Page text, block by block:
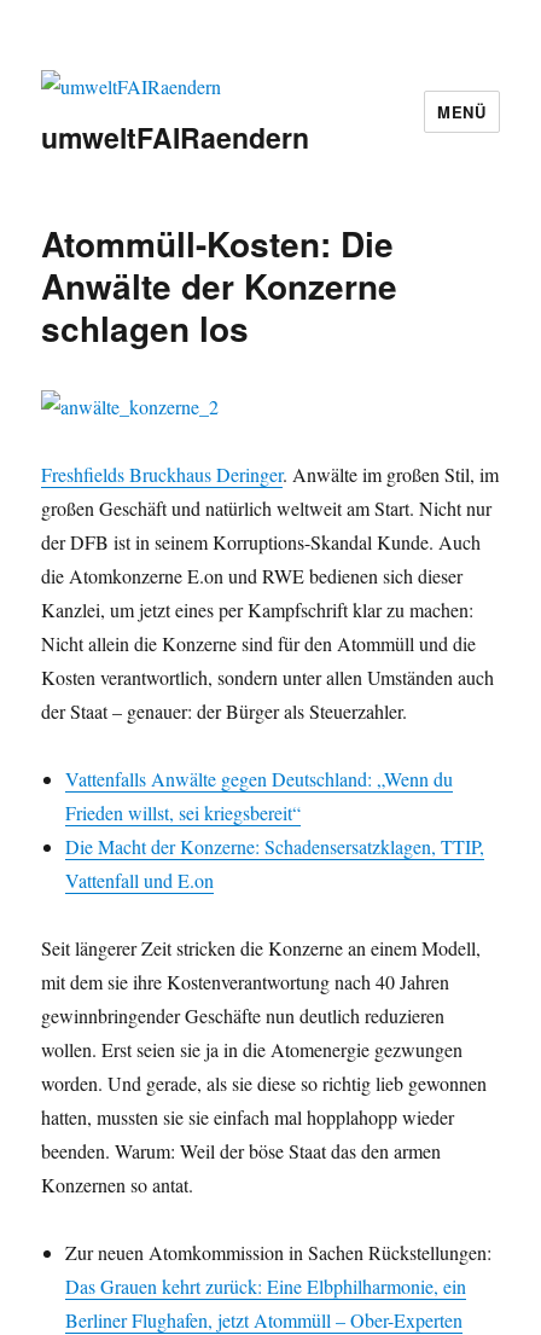
umweltFAIRaendern
MENÜ
Atommüll-Kosten: Die
Anwälte der Konzerne
schlagen los
Freshfields Bruckhaus Deringer. Anwälte im großen Stil, im
großen Geschäft und natürlich weltweit am Start. Nicht nur
der DFB ist in seinem Korruptions-Skandal Kunde. Auch
die Atomkonzerne E.on und RWE bedienen sich dieser
Kanzlei, um jetzt eines per Kampfschrift klar zu machen:
Nicht allein die Konzerne sind für den Atommüll und die
Kosten verantwortlich, sondern unter allen Umständen auch
der Staat – genauer: der Bürger als Steuerzahler.
Vattenfalls Anwälte gegen Deutschland: „Wenn du
Frieden willst, sei kriegsbereit“
Die Macht der Konzerne: Schadensersatzklagen, TTIP,
Vattenfall und E.on
Seit längerer Zeit stricken die Konzerne an einem Modell,
mit dem sie ihre Kostenverantwortung nach 40 Jahren
gewinnbringender Geschäfte nun deutlich reduzieren
wollen. Erst seien sie ja in die Atomenergie gezwungen
worden. Und gerade, als sie diese so richtig lieb gewonnen
hatten, mussten sie sie einfach mal hopplahopp wieder
beenden. Warum: Weil der böse Staat das den armen
Konzernen so antat.
Zur neuen Atomkommission in Sachen Rückstellungen:
Das Grauen kehrt zurück: Eine Elbphilharmonie, ein
Berliner Flughafen, jetzt Atommüll – Ober-Experten